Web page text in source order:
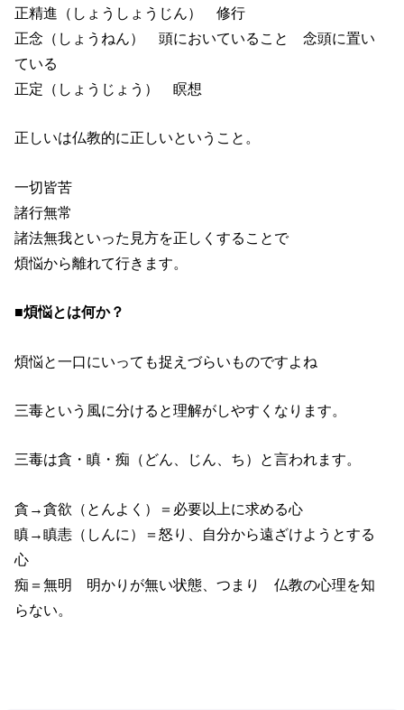
正精進（しょうしょうじん） 修行
正念（しょうねん） 頭においていること 念頭に置い
ている
正定（しょうじょう） 瞑想
正しいは仏教的に正しいということ。
一切皆苦
諸行無常
諸法無我といった見方を正しくすることで
煩悩から離れて行きます。
■煩悩とは何か？
煩悩と一口にいっても捉えづらいものですよね
三毒という風に分けると理解がしやすくなります。
三毒は貪・瞋・痴（どん、じん、ち）と言われます。
貪→貪欲（とんよく）＝必要以上に求める心
瞋→瞋恚（しんに）＝怒り、自分から遠ざけようとする
心
痴＝無明 明かりが無い状態、つまり 仏教の心理を知
らない。